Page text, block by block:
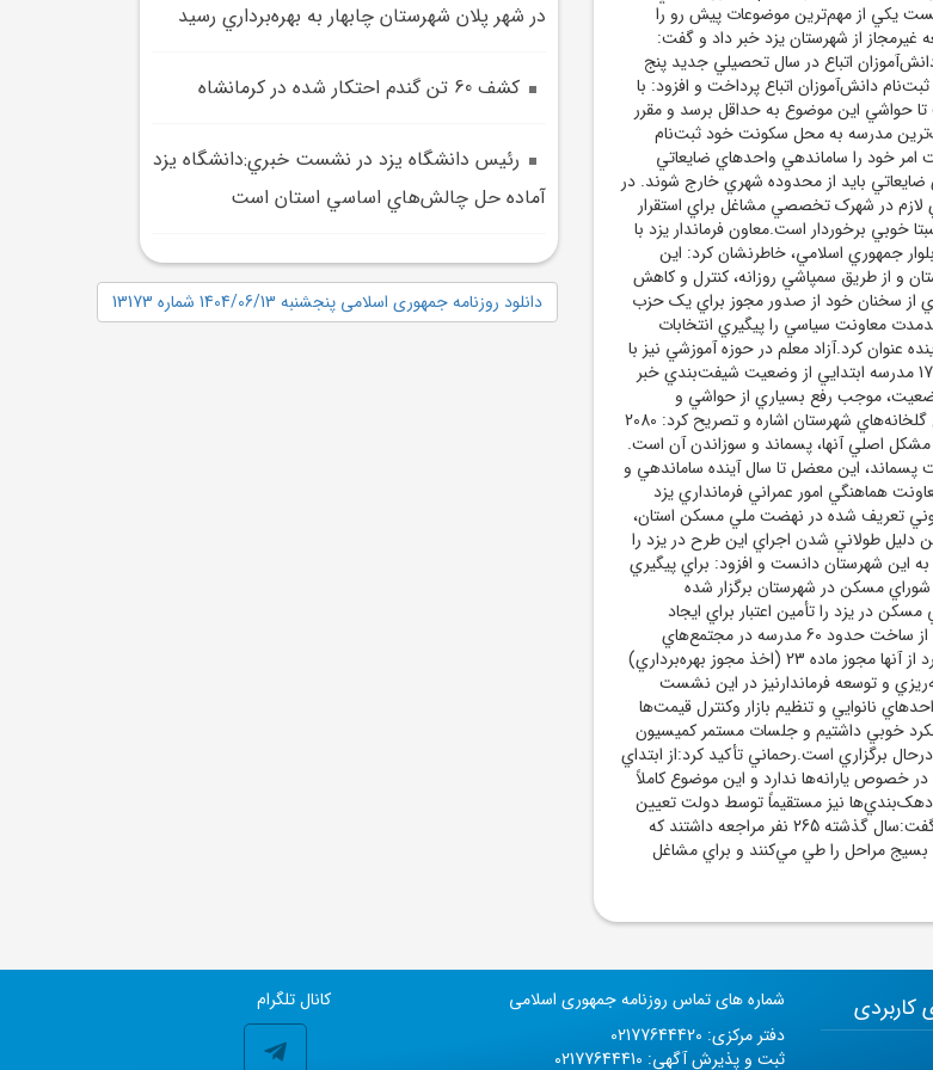
يکي از مهم‌ترين موضوعات پيش رو را
کرد و از خروج 17 هزار تبعه غيرمجاز از شهرستان يزد خبر داد و گفت:
اتباع در سال تحصيلي جديد پنج
دانش‌آموزان اتباع پرداخت و افزود: با
حواشي اين موضوع به حداقل برسد و مقرر
مدرسه به محل سکونت خود ثبت‌نام
خود را ساماندهي واحدهاي ضايعاتي
بايد از محدوده شهري خارج شوند. در
لازم در شهرک تخصصي مشاغل براي استقرار
خوبي برخوردار است.معاون فرماندار يزد با
جمهوري اسلامي، خاطرنشان کرد: اين
و از طريق سمپاشي روزانه، کنترل و کاهش
سخنان خود از صدور مجوز براي يک حزب
معاونت سياسي را پيگيري انتخابات
عنوان کرد.آزاد معلم در حوزه آموزشي نيز با
تشکر از مديران آموزش و پرورش، از خروج 17 مدرسه ابتدايي از وضعيت شيفت‌بندي خبر
موجب رفع بسياري از حواشي و
مشکلات خواهد شد.وي در پايان به موضوع گلخانه‌هاي شهرستان اشاره و تصريح کرد: 2080
اصلي آنها، پسماند و سوزاندن آن است.
اين معضل تا سال آينده ساماندهي و
هماهنگي امور عمراني فرمانداري يزد
مسکوني تعريف شده در نهضت ملي مسکن استان،
طولاني شدن اجراي اين طرح در يزد را
اين شهرستان دانست و افزود: براي پيگيري
مشکلات اجرايي، از ابتداي امسال تاکنون 16 شوراي مسکن در شهرستان برگزار شده
در يزد را تأمين اعتبار براي ايجاد
زيرساخت‌ها، به ويژه تأمين برق عنوان کردو از ساخت حدود 60 مدرسه در مجتمع‌هاي
مسکوني اين منطقه خبر داد که براي 30 مورد از آنها مجوز ماده 23 (اخذ مجوز بهره‌برداري)
و توسعه فرماندارنيز در اين نشست
نانوايي و تنظيم بازار وکنترل قيمت‌ها
جنگ 12 روزه اخير عملکرد خوبي داشتيم و جلسات مستمر کميسيون
برگزاري است.رحماني تأکيد کرد:از ابتداي
در خصوص يارانه‌ها ندارد و اين موضوع کاملاً
نيز مستقيماً توسط دولت تعيين
مي‌شود.وي در رابطه با وام مشاغل خانگي گفت:سال گذشته 265 نفر مراجعه داشتند که
بسيج مراحل را طي مي‌کنند و براي مشاغل
در شهر پلان شهرستان چابهار به بهره‌برداري رسيد
کشف 60 تن گندم احتکار شده در کرمانشاه
رئيس دانشگاه يزد در نشست خبري:دانشگاه يزد
آماده حل چالش‌هاي اساسي استان است
دانلود روزنامه جمهوری اسلامی پنجشنبه 1404/06/13 شماره 13173
کانال تلگرام
شماره های تماس روزنامه جمهوری اسلامی
دفتر مرکزی: 02177644420
ثبت و پذیرش آگهی: 02177644410
کاربردی